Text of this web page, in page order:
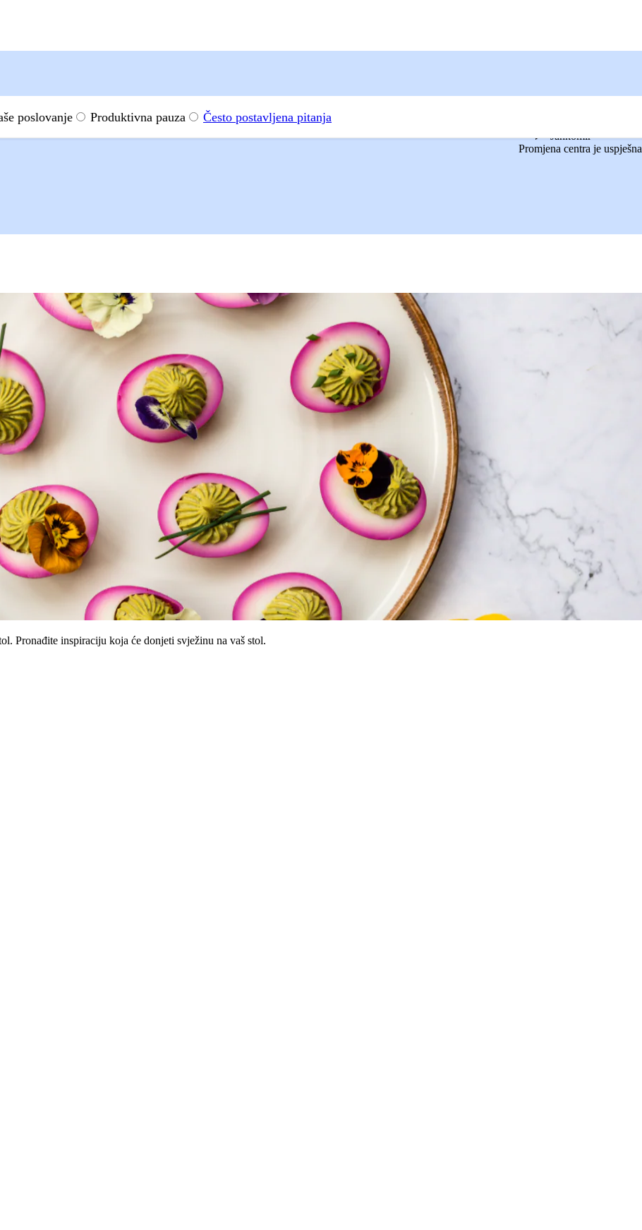
Jankomir
Promjena centra je uspješna
poslovanje Produktivna pauza Često postavljena pitanja
Pronađite inspiraciju koja će donjeti svježinu na vaš stol.